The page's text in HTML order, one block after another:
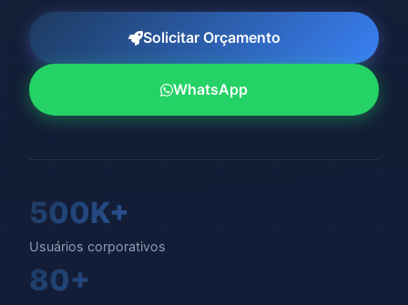
Solicitar Orçamento
WhatsApp
500K+
Usuários corporativos
80+